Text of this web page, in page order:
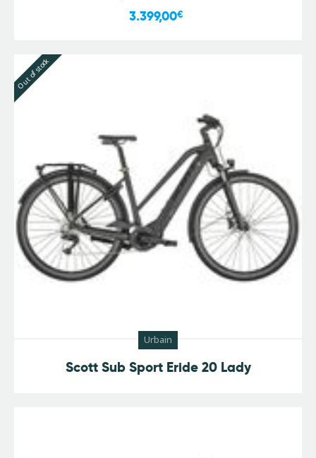
3.399,00€
Out of stock
Urbain
Scott Sub Sport Eride 20 Lady